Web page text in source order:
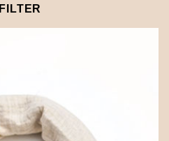
FILTER